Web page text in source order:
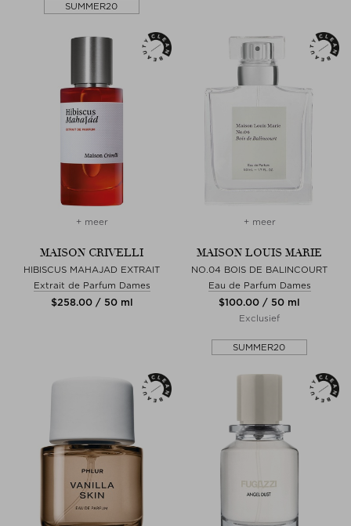
SUMMER20
+ meer
MAISON CRIVELLI
HIBISCUS MAHAJAD EXTRAIT
Extrait de Parfum Dames
$‌258.00 / 50 ml
+ meer
MAISON LOUIS MARIE
NO.04 BOIS DE BALINCOURT
Eau de Parfum Dames
$‌100.00 / 50 ml
Exclusief
SUMMER20